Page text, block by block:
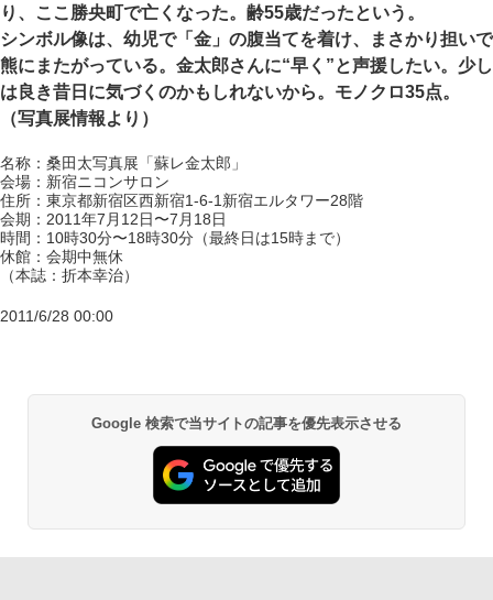
り、ここ勝央町で亡くなった。齢55歳だったという。
シンボル像は、幼児で「金」の腹当てを着け、まさかり担いで
熊にまたがっている。金太郎さんに“早く”と声援したい。少し
は良き昔日に気づくのかもしれないから。モノクロ35点。
（写真展情報より）
名称：桑田太写真展「蘇レ金太郎」
会場：新宿ニコンサロン
住所：東京都新宿区西新宿1-6-1新宿エルタワー28階
会期：2011年7月12日〜7月18日
時間：10時30分〜18時30分（最終日は15時まで）
休館：会期中無休
（本誌：折本幸治）
2011/6/28 00:00
Google 検索で当サイトの記事を優先表示させる